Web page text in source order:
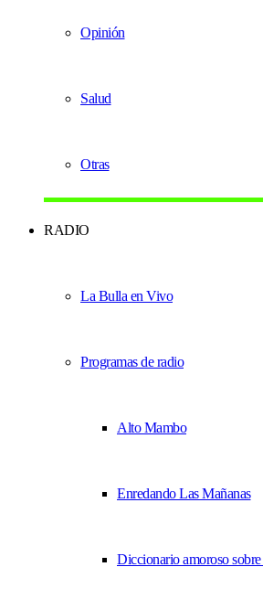
Opinión
Salud
Otras
RADIO
La Bulla en Vivo
Programas de radio
Alto Mambo
Enredando Las Mañanas
Diccionario amoroso